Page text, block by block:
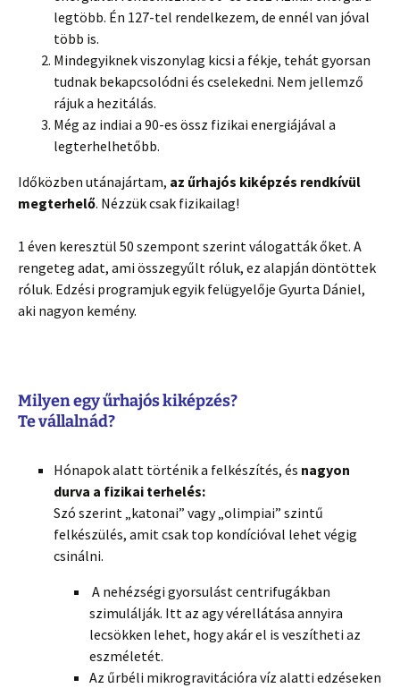
legtöbb. Én 127-tel rendelkezem, de ennél van jóval
több is.
Mindegyiknek viszonylag kicsi a fékje, tehát gyorsan
tudnak bekapcsolódni és cselekedni. Nem jellemző
rájuk a hezitálás.
Még az indiai a 90-es össz fizikai energiájával a
legterhelhetőbb.
Időközben utánajártam, az űrhajós kiképzés rendkívül
megterhelő. Nézzük csak fizikailag!
1 éven keresztül 50 szempont szerint válogatták őket. A
rengeteg adat, ami összegyűlt róluk, ez alapján döntöttek
róluk. Edzési programjuk egyik felügyelője Gyurta Dániel,
aki nagyon kemény.
Milyen egy űrhajós kiképzés?
Te vállalnád?
Hónapok alatt történik a felkészítés, és nagyon
durva a fizikai terhelés:
Szó szerint „katonai” vagy „olimpiai” szintű
felkészülés, amit csak top kondícióval lehet végig
csinálni.
A nehézségi gyorsulást centrifugákban
szimulálják. Itt az agy vérellátása annyira
lecsökken lehet, hogy akár el is veszítheti az
eszméletét.
Az űrbéli mikrogravitációra víz alatti edzéseken